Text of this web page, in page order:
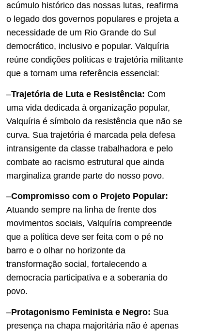
acúmulo histórico das nossas lutas, reafirma
o legado dos governos populares e projeta a
necessidade de um Rio Grande do Sul
democrático, inclusivo e popular. Valquíria
reúne condições políticas e trajetória militante
que a tornam uma referência essencial:
–Trajetória de Luta e Resistência: Com
uma vida dedicada à organização popular,
Valquíria é símbolo da resistência que não se
curva. Sua trajetória é marcada pela defesa
intransigente da classe trabalhadora e pelo
combate ao racismo estrutural que ainda
marginaliza grande parte do nosso povo.
–Compromisso com o Projeto Popular:
Atuando sempre na linha de frente dos
movimentos sociais, Valquíria compreende
que a política deve ser feita com o pé no
barro e o olhar no horizonte da
transformação social, fortalecendo a
democracia participativa e a soberania do
povo.
–Protagonismo Feminista e Negro: Sua
presença na chapa majoritária não é apenas